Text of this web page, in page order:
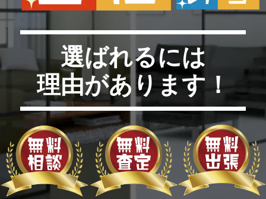
選ばれるには
理由があります！